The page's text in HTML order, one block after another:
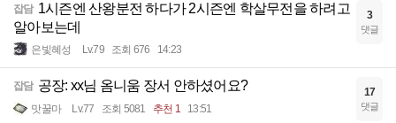
잡담 1시즌엔 산왕분전 하다가 2시즌엔 학살무전을 하려고
알아보는데
은빛혜성 Lv.79 조회 676 14:23
3
댓글
잡담 공장: xx님 옴니움 장서 안하셨어요?
맛꿀마 Lv.77 조회 5081 추천 1 13:51
17
댓글